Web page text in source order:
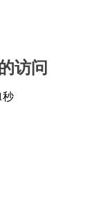
访问
秒